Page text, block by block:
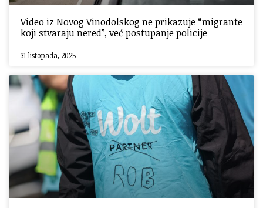
Video iz Novog Vinodolskog ne prikazuje “migrante
koji stvaraju nered”, već postupanje policije
31 listopada, 2025